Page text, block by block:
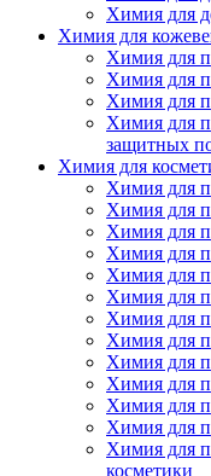
Химия для
Химия для
Химия для
Химия для
Химия для
Химия для
защитных
Химия для
Химия для
Химия для
Химия для
Химия для
Химия для
Химия для
Химия для
Химия для
Химия для
Химия для
Химия для
Химия для
Химия для
косметики